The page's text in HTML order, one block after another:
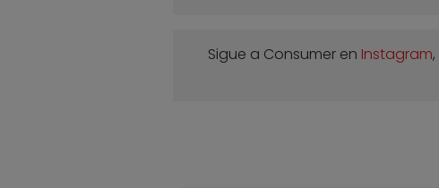
Sigue a Consumer en Instagram,